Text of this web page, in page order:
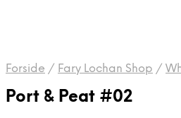
Forside / Fary Lochan Shop /
Port & Peat #02